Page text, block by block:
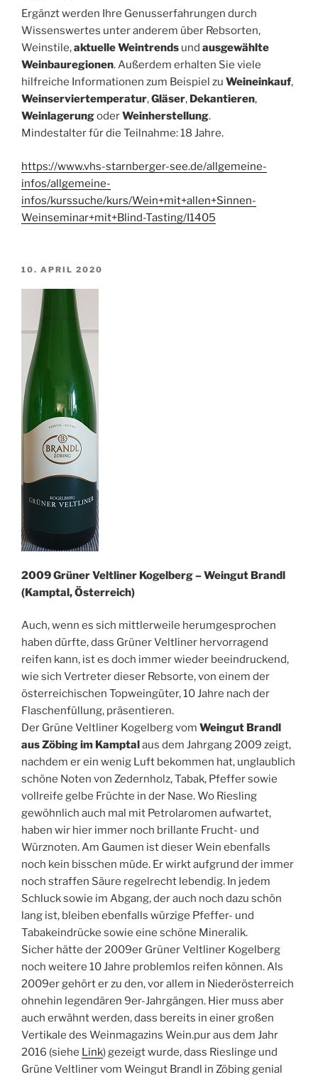
Ergänzt werden Ihre Genusserfahrungen durch
Wissenswertes unter anderem über Rebsorten,
Weinstile,aktuelle Weintrends und ausgewählte
Weinbauregionen. Außerdem erhalten Sie viele
hilfreiche Informationen zum Beispiel zu Weineinkauf,
Weinserviertemperatur,Gläser, Dekantieren,
WeinlagerungoderWeinherstellung.
Mindestalter für die Teilnahme: 18 Jahre.
https://www.vhs-starnberger-see.de/allgemeine-
infos/allgemeine-
infos/kurssuche/kurs/Wein+mit+allen+Sinnen-
Weinseminar+mit+Blind-Tasting/I1405
VERÖFFENTLICHT
10. APRIL 2020
2009 Grüner Veltliner Kogelberg – Weingut Brandl
(Kamptal, Österreich)
Auch, wenn es sich mittlerweile herumgesprochen
haben dürfte, dass Grüner Veltliner hervorragend
reifen kann, ist es doch immer wieder beeindruckend,
wie sich Vertreter dieser Rebsorte, von einem der
österreichischen Topweingüter, 10 Jahre nach der
Flaschenfüllung, präsentieren.
Der Grüne Veltliner Kogelberg vom Weingut Brandl
aus Zöbing im Kamptalaus dem Jahrgang 2009 zeigt,
nachdem er ein wenig Luft bekommen hat, unglaublich
schöne Noten von Zedernholz, Tabak, Pfeffer sowie
vollreife gelbe Früchte in der Nase. Wo Riesling
gewöhnlich auch mal mit Petrolaromen aufwartet,
haben wir hier immer noch brillante Frucht- und
Würznoten. Am Gaumen ist dieser Wein ebenfalls
noch kein bisschen müde. Er wirkt aufgrund der immer
noch straffen Säure regelrecht lebendig. In jedem
Schluck sowie im Abgang, der auch noch dazu schön
lang ist, bleiben ebenfalls würzige Pfeffer- und
Tabakeindrücke sowie eine schöne Mineralik.
Sicher hätte der 2009er Grüner Veltliner Kogelberg
noch weitere 10 Jahre problemlos reifen können. Als
2009er gehört er zu den, vor allem in Niederösterreich
ohnehin legendären 9er-Jahrgängen. Hier muss aber
auch erwähnt werden, dass bereits in einer großen
Vertikale des Weinmagazins Wein.pur aus dem Jahr
2016 (siehe Link) gezeigt wurde, dass Rieslinge und
Grüne Veltliner vom Weingut Brandl in Zöbing genial